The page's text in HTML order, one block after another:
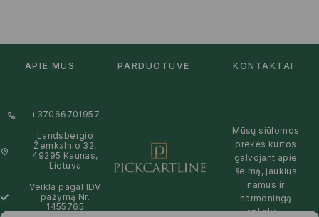
APIE MUS PARDUOTUVĖ KONTAKTAI
+37066701957
Landsbergio
Žemkalnio 32,
49295 Kaunas,
Lietuva
Veikla pagal IDV
pažymą Nr.
1455765
Mūsų siūlomos
prekės kurtos
galvojant apie
šeimą, jaukius
namus ir
harmoningą
aplinką –